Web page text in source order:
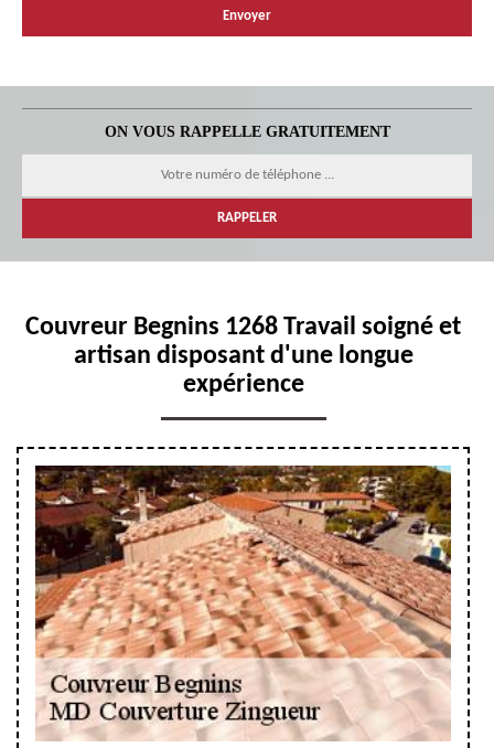
ON VOUS RAPPELLE GRATUITEMENT
Couvreur Begnins 1268 Travail soigné et
artisan disposant d'une longue
expérience